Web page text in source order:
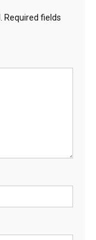
Required fields